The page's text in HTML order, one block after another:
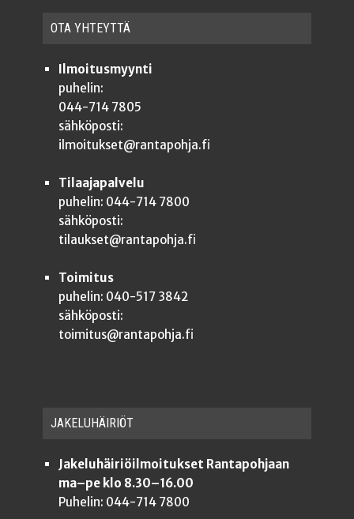
OTA YHTEYT­TÄ
Ilmoitusmyynti
puhelin:
044-714 7805
sähköposti:
ilmoitukset@rantapohja.fi
Tilaajapalvelu
puhelin: 044-714 7800
sähköposti:
tilaukset@rantapohja.fi
Toimitus
puhelin: 040-517 3842
sähköposti:
toimitus@rantapohja.fi
JAKE­LU­HÄI­RIÖT
Jakeluhäiriöilmoitukset Rantapohjaan
ma–pe klo 8.30–16.00
Puhelin: 044-714 7800